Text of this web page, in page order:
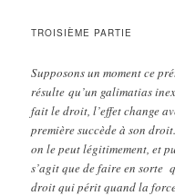
TROISIÈME PARTIE
Supposons un moment ce
résulte qu’un galimatias
fait le droit, l’effet change
première succède à son
on le peut légitimement, et
s’agit que de faire en sorte
droit qui périt quand la